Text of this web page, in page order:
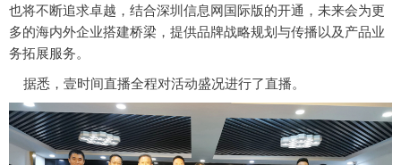
也将不断追求卓越，结合深圳信息网国际版的开通，未来会为更
多的海内外企业搭建桥梁，提供品牌战略规划与传播以及产品业
务拓展服务。
据悉，壹时间直播全程对活动盛况进行了直播。